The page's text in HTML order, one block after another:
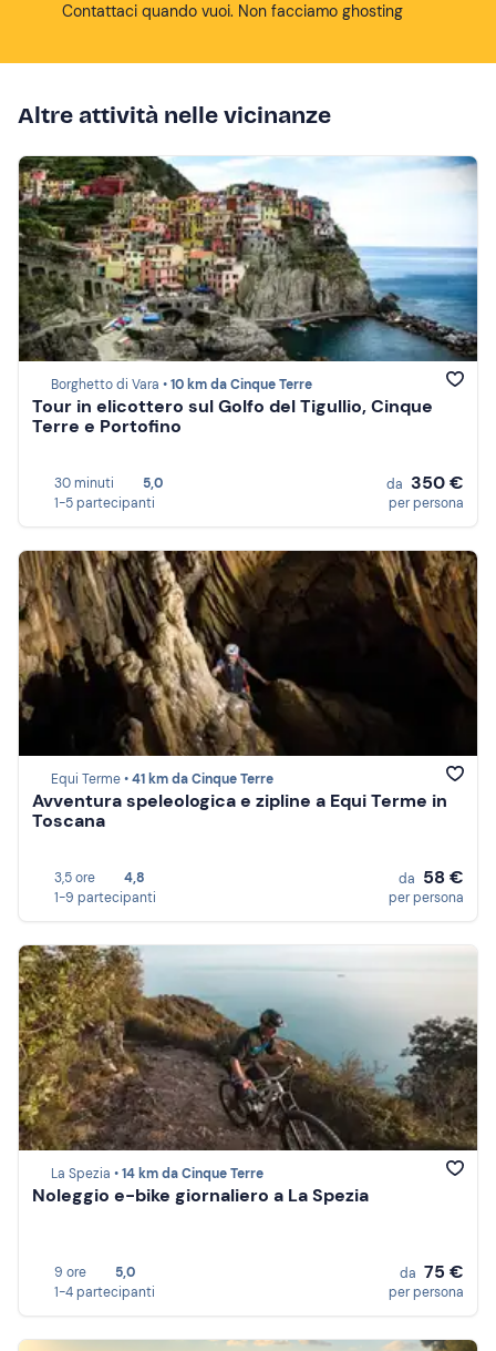
Contattaci quando vuoi. Non facciamo ghosting
Altre attività nelle vicinanze
Borghetto di Vara •10 km da Cinque Terre
Tour in elicottero sul Golfo del Tigullio, Cinque
Terre e Portofino
30 minuti
5,0
1-5 partecipanti
da 350 €
per persona
Equi Terme •41 km da Cinque Terre
Avventura speleologica e zipline a Equi Terme in
Toscana
3,5 ore
4,8
1-9 partecipanti
da 58 €
per persona
La Spezia •14 km da Cinque Terre
Noleggio e-bike giornaliero a La Spezia
9 ore
5,0
1-4 partecipanti
da 75 €
per persona